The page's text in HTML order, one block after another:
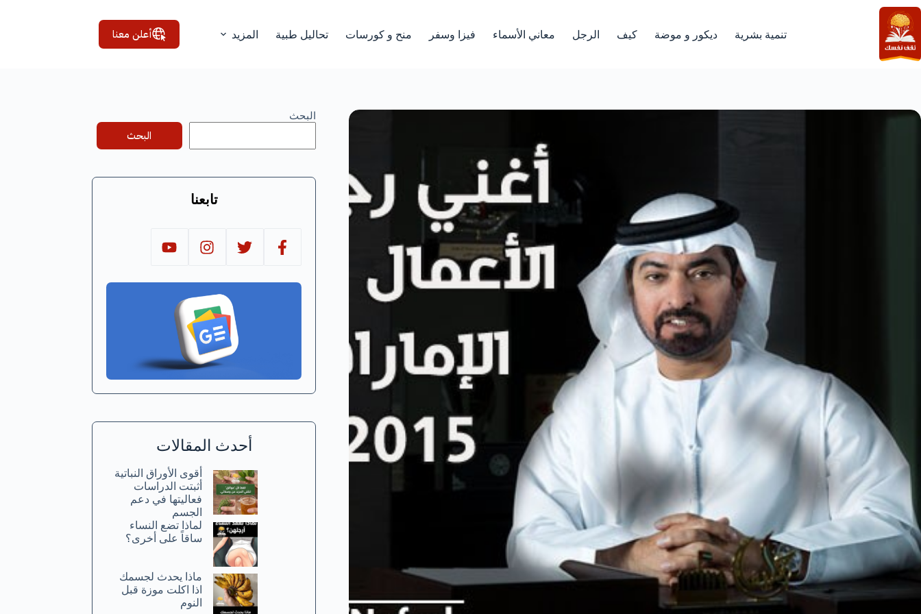
التجاوز
إلى
المحتوى
تنمية بشرية ديكور و موضة كيف الرجل معاني الأسماء فيزا وسفر منح و كورسات تحاليل طبية المزيد أعلن معنا
البحث
البحث
تابعنا
أحدث المقالات
أقوى الأوراق النباتية
أثبتت الدراسات
فعاليتها في دعم
الجسم
لماذا تضع النساء
ساقاً على أخرى؟
ماذا يحدث لجسمك
اذا اكلت موزة قبل
النوم